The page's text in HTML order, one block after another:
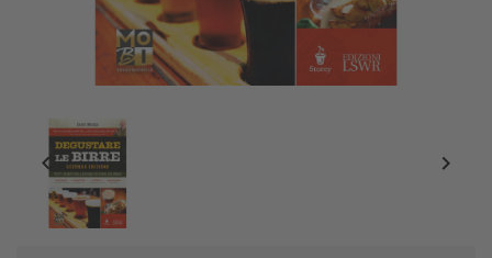
 